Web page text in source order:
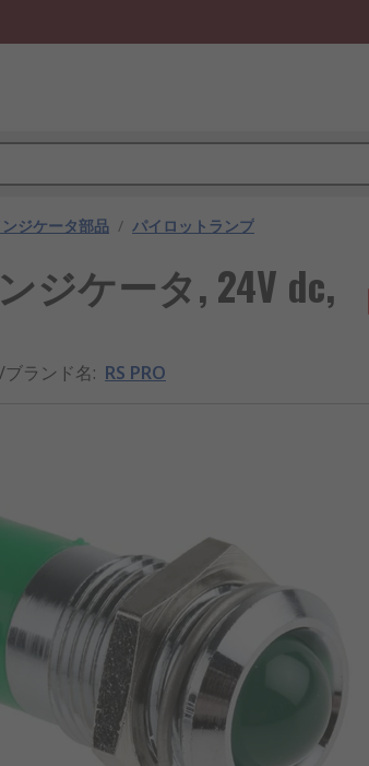
ジケータ部品 / パイロットランプ
ジケータ, 24V dc,
ランド名: RS PRO